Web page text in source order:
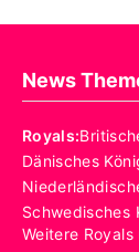
News
Royals:
Dänisches
Schwedisches
Weitere